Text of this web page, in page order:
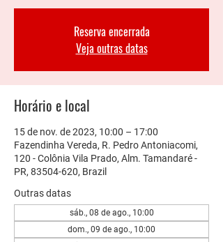
Reserva encerrada
Veja outras datas
Horário e local
15 de nov. de 2023, 10:00 – 17:00
Fazendinha Vereda, R. Pedro Antoniacomi,
120 - Colônia Vila Prado, Alm. Tamandaré -
PR, 83504-620, Brazil
Outras datas
sáb., 08 de ago., 10:00
dom., 09 de ago., 10:00